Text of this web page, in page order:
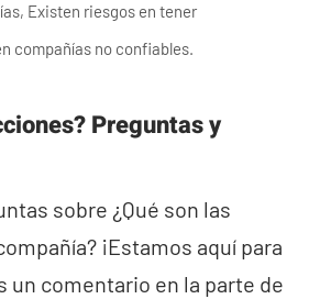
Existen riesgos en tener
compañías no confiables.
Preguntas y
sobre ¿Qué son las
¡Estamos aquí para
un comentario en la parte de